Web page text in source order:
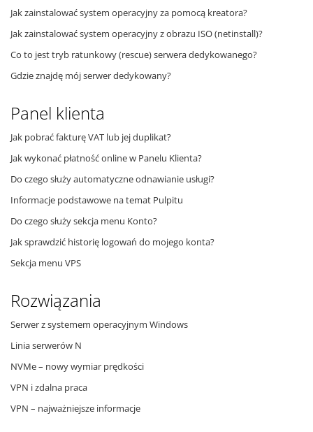
Jak zainstalować system operacyjny za pomocą kreatora?
Jak zainstalować system operacyjny z obrazu ISO (netinstall)?
Co to jest tryb ratunkowy (rescue) serwera dedykowanego?
Gdzie znajdę mój serwer dedykowany?
Panel klienta
Jak pobrać fakturę VAT lub jej duplikat?
Jak wykonać płatność online w Panelu Klienta?
Do czego służy automatyczne odnawianie usługi?
Informacje podstawowe na temat Pulpitu
Do czego służy sekcja menu Konto?
Jak sprawdzić historię logowań do mojego konta?
Sekcja menu VPS
Rozwiązania
Serwer z systemem operacyjnym Windows
Linia serwerów N
NVMe – nowy wymiar prędkości
VPN i zdalna praca
VPN – najważniejsze informacje